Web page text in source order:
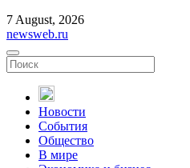
7 August, 2026
newsweb.ru
Новости
События
Общество
В мире